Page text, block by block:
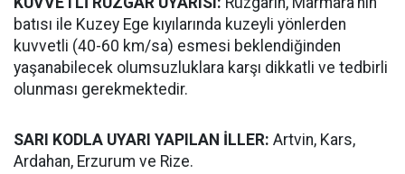
batısı ile Kuzey Ege kıyılarında kuzeyli yönlerden
kuvvetli (40-60 km/sa) esmesi beklendiğinden
yaşanabilecek olumsuzluklara karşı dikkatli ve tedbirli
olunması gerekmektedir.
SARI KODLA UYARI YAPILAN İLLER: Artvin, Kars,
Ardahan, Erzurum ve Rize.